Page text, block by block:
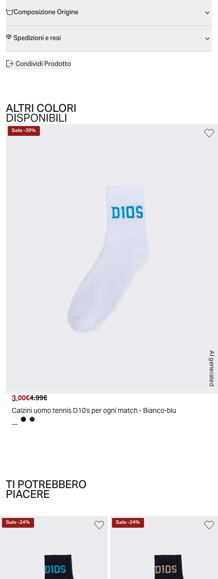
Composizione Origine
Spedizioni e resi
Condividi Prodotto
ALTRI COLORI
DISPONIBILI
AI generated
Sale-39%
Prezzo attuale
3.00€ Prezzo originale
4.99€
Calzini uomo tennis D10's per ogni match - Bianco-blu
TI POTREBBERO
PIACERE
Sale-24% Sale-24%